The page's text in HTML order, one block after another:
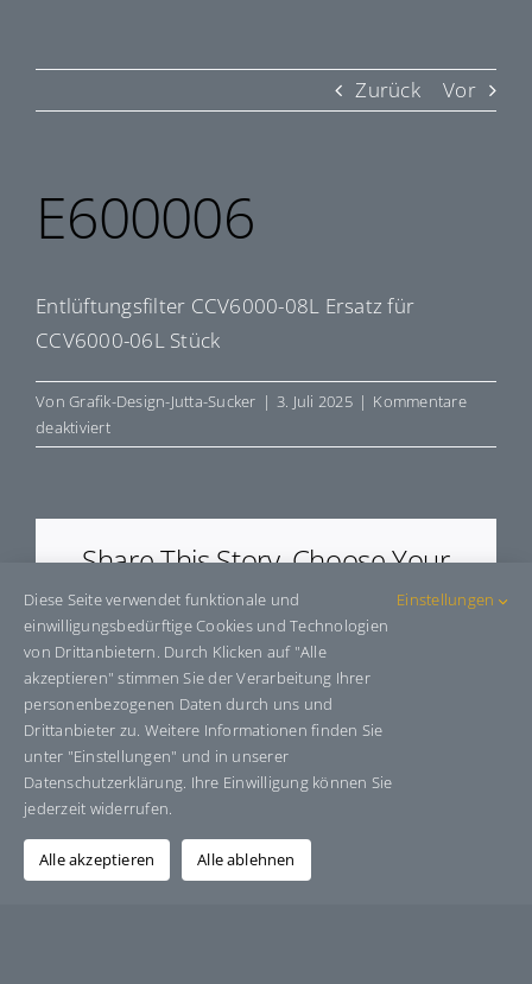
Zurück Vor
E600006
Entlüftungsfilter CCV6000-08L Ersatz für
CCV6000-06L Stück
VonGrafik-Design-Jutta-Sucker | 3. Juli 2025 | Kommentare
deaktiviertfür
E600006
Share This Story, Choose Your
Platform!
Facebook Bluesky WhatsAppTelegram
E-
Mail
Über den Autor: Grafik-Design-Jutta-Sucker
Diese Seite verwendet funktionale und
einwilligungsbedürftige Cookies und Technologien
von Drittanbietern. Durch Klicken auf "Alle
akzeptieren" stimmen Sie der Verarbeitung Ihrer
personenbezogenen Daten durch uns und
Drittanbieter zu. Weitere Informationen finden Sie
unter "Einstellungen" und in unserer
Datenschutzerklärung. Ihre Einwilligung können Sie
jederzeit widerrufen.
Einstellungen
Alle akzeptieren Alle ablehnen